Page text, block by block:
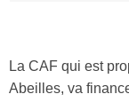
La CAF qui est
Abeilles, va